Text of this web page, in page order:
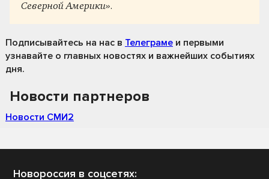
Северной Америки».
Подписывайтесь на нас в Телеграме и первыми
узнавайте о главных новостях и важнейших событиях
дня.
Новости партнеров
Новости СМИ2
Новороссия в соцсетях: